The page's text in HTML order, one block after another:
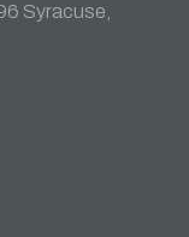
Syracuse,